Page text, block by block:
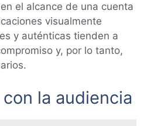
el alcance de una cuenta
visualmente
y auténticas tienden a
y, por lo tanto,
la audiencia